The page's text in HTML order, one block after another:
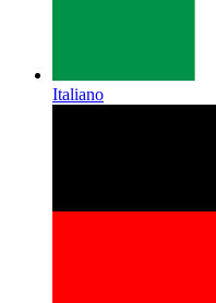
Italiano